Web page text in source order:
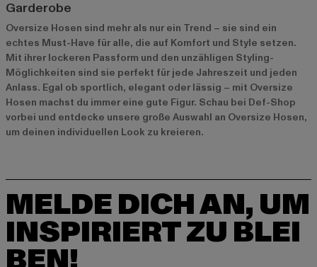
Garderobe
Oversize Hosen sind mehr als nur ein Trend – sie sind ein
echtes Must-Have für alle, die auf Komfort und Style setzen.
Mit ihrer lockeren Passform und den unzähligen Styling-
Möglichkeiten sind sie perfekt für jede Jahreszeit und jeden
Anlass. Egal ob sportlich, elegant oder lässig – mit Oversize
Hosen machst du immer eine gute Figur. Schau bei Def-Shop
vorbei und entdecke unsere große Auswahl an Oversize Hosen,
um deinen individuellen Look zu kreieren.
MELDE DICH AN, UM
INSPIRIERT ZU BLEI